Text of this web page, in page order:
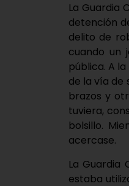
La Guardia
detención
delito de
cuando un
pública. A
de la vía de
brazos y
tuviera,
bolsillo.
acercase.
La Guardia
estaba